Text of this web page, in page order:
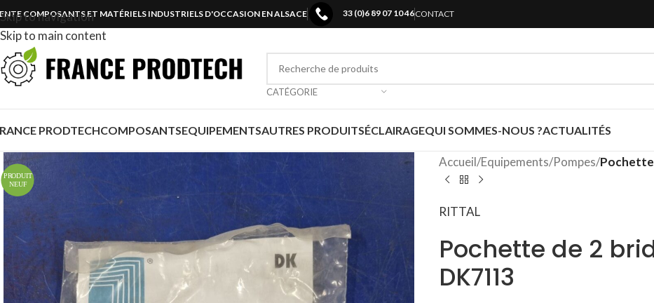
Skip to navigation
Skip to main content
COMPOSANTS ET MATÉRIELS INDUSTRIELS D'OCCASION EN ALSACE 33 (0)6 89 07 10 46CONTACT
CATÉGORIE
PRODTECHCOMPOSANTSEQUIPEMENTSAUTRES PRODUITSÉCLAIRAGEQUI SOMMES-NOUS ?ACTUALITÉS
Accueil/Equipements/Pompes/Pochette
RITTAL
Pochette de 2
DK7113